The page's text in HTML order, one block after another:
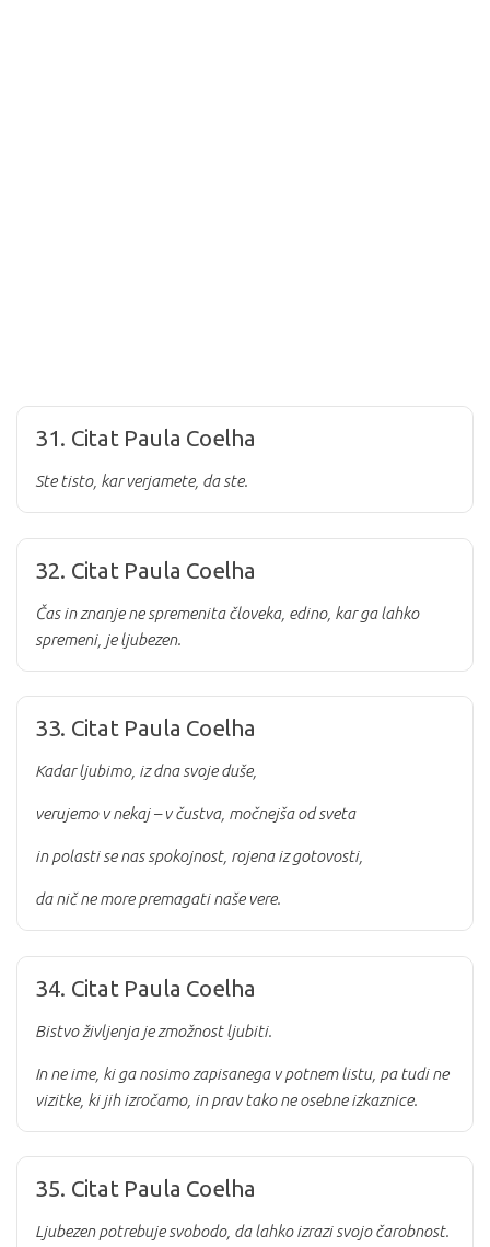
31. Citat Paula Coelha
Ste tisto, kar verjamete, da ste.
32. Citat Paula Coelha
Čas in znanje ne spremenita človeka, edino, kar ga lahko
spremeni, je ljubezen.
33. Citat Paula Coelha
Kadar ljubimo, iz dna svoje duše,
verujemo v nekaj – v čustva, močnejša od sveta
in polasti se nas spokojnost, rojena iz gotovosti,
da nič ne more premagati naše vere.
34. Citat Paula Coelha
Bistvo življenja je zmožnost ljubiti.
In ne ime, ki ga nosimo zapisanega v potnem listu, pa tudi ne
vizitke, ki jih izročamo, in prav tako ne osebne izkaznice.
35. Citat Paula Coelha
Ljubezen potrebuje svobodo, da lahko izrazi svojo čarobnost.